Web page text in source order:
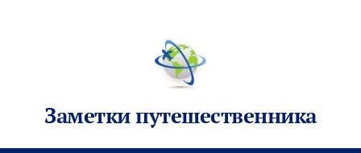
Заметки путешественника